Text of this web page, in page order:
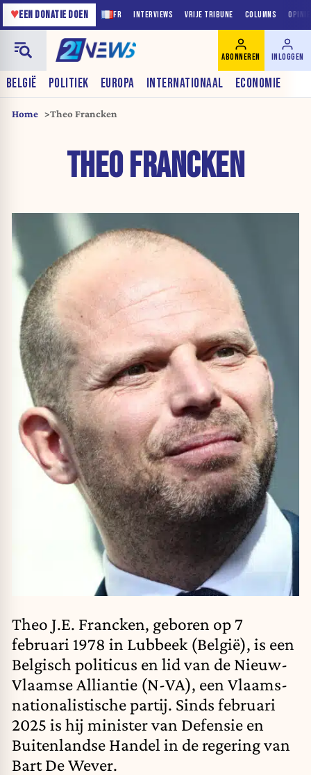
FR INTERVIEWS VRIJE TRIBUNE COLUMNS
♥EEN DONATIE DOEN
BELGIË POLITIEK EUROPA INTERNATIONAAL ECONOMIE
ABONNEREN INLOGGEN
Home Theo Francken
THEO FRANCKEN
Theo J.E. Francken, geboren op 7
februari 1978 in Lubbeek (België), is een
Belgisch politicus en lid van de Nieuw-
Vlaamse Alliantie (N-VA), een Vlaams-
nationalistische partij. Sinds februari
2025 is hij minister van Defensie en
Buitenlandse Handel in de regering van
Bart De Wever.